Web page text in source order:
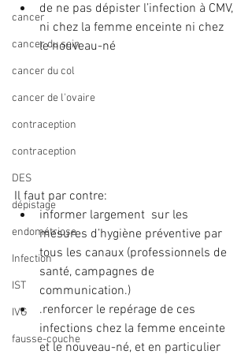
cancer
cancer du sein
cancer du col
cancer de l'ovaire
contraception
contraception
DES
dépistage
endométriose
Infection
IST
IVG
fausse-couche
de ne pas dépister l’infection à CMV,
ni chez la femme enceinte ni chez
le nouveau-né
Il faut par contre:
informer largement  sur les
mesures d’hygiène préventive par
tous les canaux (professionnels de
santé, campagnes de
communication.)
.renforcer le repérage de ces
infections chez la femme enceinte
et le nouveau-né, et en particulier